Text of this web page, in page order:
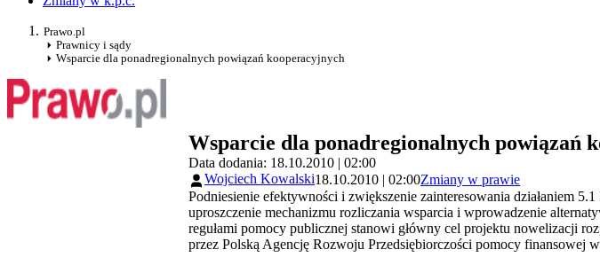
Prawo.pl
Prawnicy i sądy
Wsparcie dla ponadregionalnych powiązań kooperacyjnych
Wsparcie dla ponadregionalnych powiązań
Data dodania: 18.10.2010 | 02:00
Wojciech Kowalski18.10.2010 | 02:00Zmiany w prawie
Podniesienie efektywności i zwiększenie zainteresowania działaniem
uproszczenie mechanizmu rozliczania wsparcia i wprowadzenie
regułami pomocy publicznej stanowi główny cel projektu nowelizacji
przez Polską Agencję Rozwoju Przedsiębiorczości pomocy finansowej